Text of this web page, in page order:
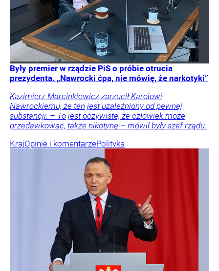
Były premier w rządzie PiS o próbie otrucia
prezydenta. „Nawrocki ćpa, nie mówię, że narkotyki”
Kazimierz Marcinkiewicz zarzucił Karolowi
Nawrockiemu, że ten jest uzależniony od pewnej
substancji. – To jest oczywiste, że człowiek może
przedawkować, także nikotynę – mówił były szef rządu.
KrajOpinie i komentarzePolityka